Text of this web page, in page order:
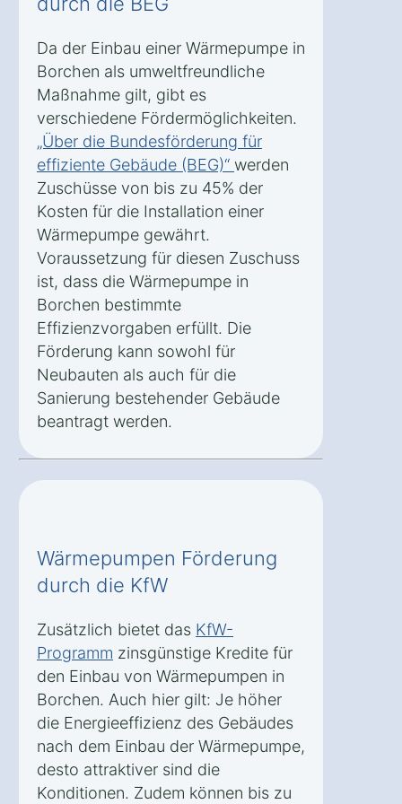
Da der Einbau einer Wärmepumpe in
Borchen als umweltfreundliche
Maßnahme gilt, gibt es
verschiedene Fördermöglichkeiten.
„Über die Bundesförderung für
effiziente Gebäude (BEG)“ werden
Zuschüsse von bis zu 45% der
Kosten für die Installation einer
Wärmepumpe gewährt.
Voraussetzung für diesen Zuschuss
ist, dass die Wärmepumpe in
Borchen bestimmte
Effizienzvorgaben erfüllt. Die
Förderung kann sowohl für
Neubauten als auch für die
Sanierung bestehender Gebäude
beantragt werden.
Wärmepumpen Förderung
durch die KfW
Zusätzlich bietet das KfW-
Programm zinsgünstige Kredite für
den Einbau von Wärmepumpen in
Borchen. Auch hier gilt: Je höher
die Energieeffizienz des Gebäudes
nach dem Einbau der Wärmepumpe,
desto attraktiver sind die
Konditionen. Zudem können bis zu